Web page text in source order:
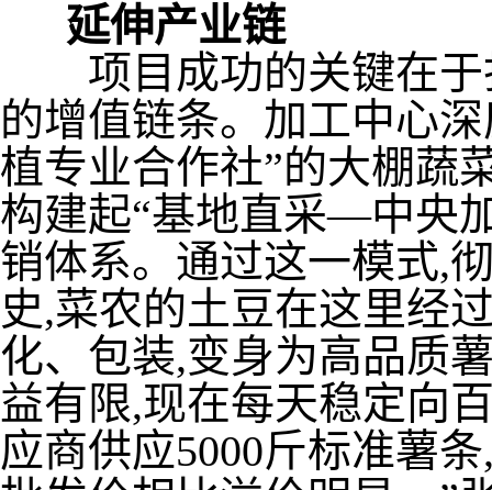
延伸产业链
项目成功的关键在于
的增值链条。加工中心
植专业合作社”的大棚蔬
构建起“基地直采—中央
销体系。通过这一模式,
史,菜农的土豆在这里经
化、包装,变身为高品质
益有限,现在每天稳定向
应商供应5000斤标准薯